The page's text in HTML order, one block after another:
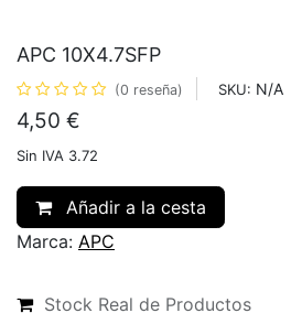
APC 10X4.7SFP
(0 reseña) SKU: N/A
4,50 €
Sin IVA 3.72
Añadir a la cesta
Marca: APC
Stock Real de Productos